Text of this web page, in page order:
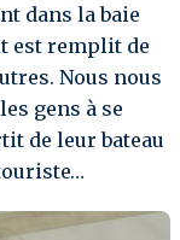
dans la baie
est remplit de
Nous nous
gens à se
de leur bateau